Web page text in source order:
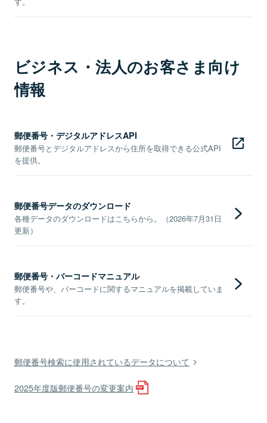
ビジネス・法人のお客さま向け
情報
郵便番号・デジタルアドレスAPI
郵便番号とデジタルアドレスから住所を取得できる公式API
を提供。
郵便番号データのダウンロード
各種データのダウンロードはこちらから。（2026年7月31日
更新）
郵便番号・バーコードマニュアル
郵便番号や、バーコードに関するマニュアルを掲載していま
す。
郵便番号検索に使用されているデータについて
2025年度版郵便番号の変更案内